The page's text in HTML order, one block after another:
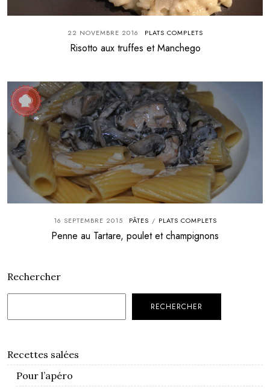
22 NOVEMBRE 2016 PLATS COMPLETS
Risotto aux truffes et Manchego
16 SEPTEMBRE 2015 PÂTES / PLATS COMPLETS
Penne au Tartare, poulet et champignons
Rechercher
RECHERCHER
Recettes salées
Pour l’apéro